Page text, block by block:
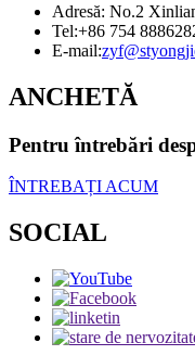
Adresă: No.2
Tel:+86 754
E-mail:
ANCHETĂ
Pentru întrebări
ÎNTREBAȚI ACUM
SOCIAL